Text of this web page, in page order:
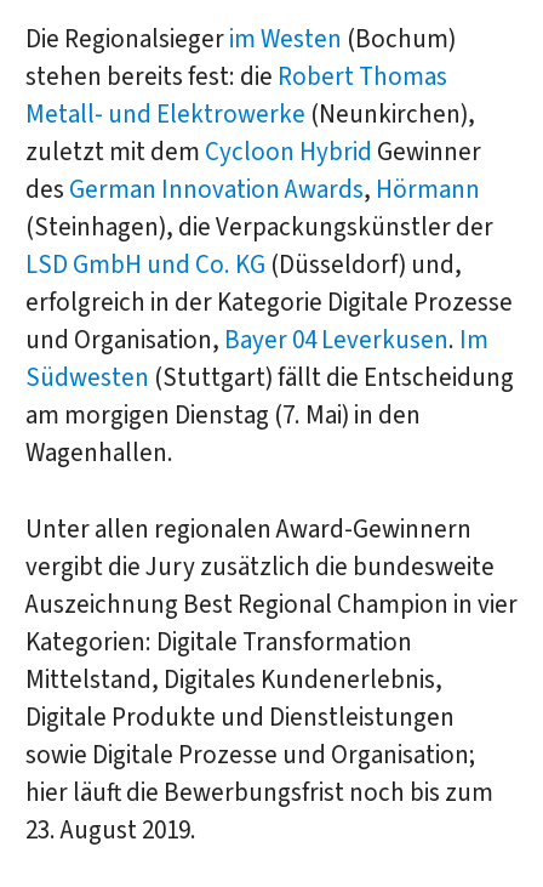
Die Regionalsiegerim Westen (Bochum)
stehen bereits fest: die Robert Thomas
Metall- und Elektrowerke (Neunkirchen),
zuletzt mit dem Cycloon Hybrid Gewinner
des German Innovation Awards, Hörmann
(Steinhagen), die Verpackungskünstler der
LSD GmbH und Co. KG (Düsseldorf) und,
erfolgreich in der Kategorie Digitale Prozesse
und Organisation, Bayer 04 Leverkusen. Im
Südwesten (Stuttgart) fällt die Entscheidung
am morgigen Dienstag (7. Mai) in den
Wagenhallen.
Unter allen regionalen Award-Gewinnern
vergibt die Jury zusätzlich die bundesweite
Auszeichnung Best Regional Champion in vier
Kategorien: Digitale Transformation
Mittelstand, Digitales Kundenerlebnis,
Digitale Produkte und Dienstleistungen
sowie Digitale Prozesse und Organisation;
hier läuft die Bewerbungsfrist noch bis zum
23. August 2019.